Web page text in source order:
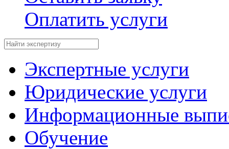
Оплатить услуги
Экспертные услуги
Юридические услуги
Информационные
Обучение